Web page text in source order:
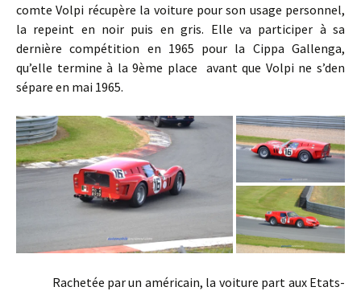
comte Volpi récupère la voiture pour son usage personnel,
la repeint en noir puis en gris. Elle va participer à sa
dernière compétition en 1965 pour la Cippa Gallenga,
qu’elle termine à la 9ème place avant que Volpi ne s’den
sépare en mai 1965.
Rachetée par un américain, la voiture part aux Etats-